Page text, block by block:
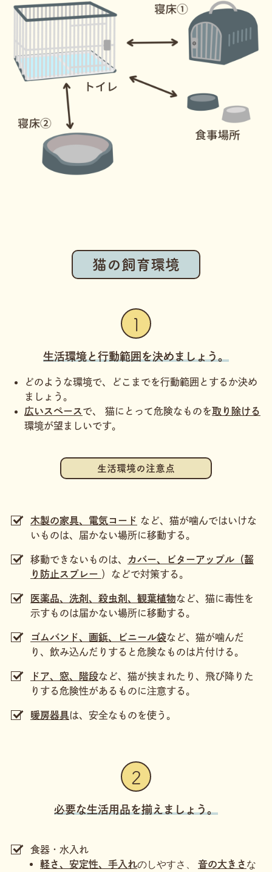
猫の飼育環境
1
生活環境と行動範囲を決めましょう。
どのような環境で、どこまでを行動範囲とするか決め
ましょう。
広いスペースで、 猫にとって危険なものを取り除ける
環境が望ましいです。
生活環境の注意点
木製の家具、電気コード など、猫が噛んではいけな
いものは、届かない場所に移動する。
移動できないものは、
カバー、ビターアップル（齧
り防止スプレー ）などで対策する。
医薬品、洗剤、殺虫剤、観葉植物など、猫に毒性を
示すものは届かない場所に移動する。
ゴムバンド、画鋲、ビニール袋など、猫が噛んだ
り、飲み込んだりすると危険なものは片付ける。
ドア、窓、階段など、猫が挟まれたり、飛び降りた
りする危険性があるものに注意する。
暖房器具は、安全なものを使う。
2
必要な生活用品を揃えましょう。
食器・水入れ
軽さ、安定性、手入れのしやすさ、 音の大きさ な